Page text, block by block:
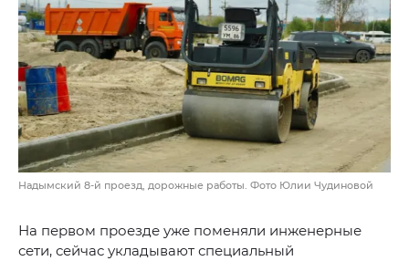
Надымский 8-й проезд, дорожные работы. Фото Юлии Чудиновой
На первом проезде уже поменяли инженерные
сети, сейчас укладывают специальный